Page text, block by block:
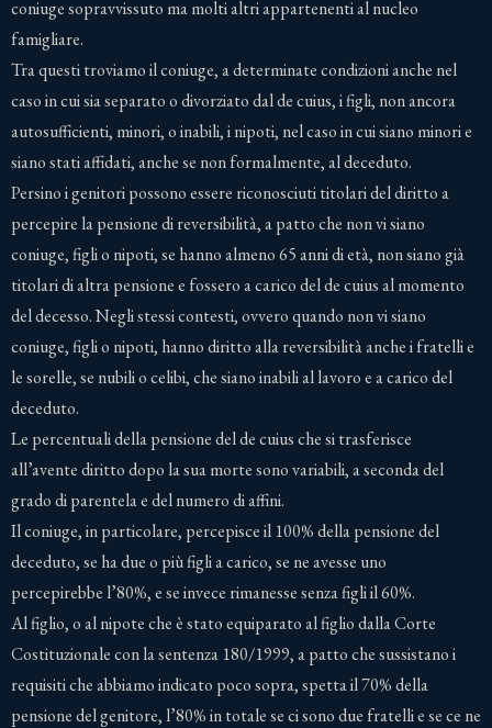
coniuge sopravvissuto ma molti altri appartenenti al nucleo
famigliare.
Tra questi troviamo il coniuge, a determinate condizioni anche nel
caso in cui sia separato o divorziato dal de cuius, i figli, non ancora
autosufficienti, minori, o inabili, i nipoti, nel caso in cui siano minori e
siano stati affidati, anche se non formalmente, al deceduto.
Persino i genitori possono essere riconosciuti titolari del diritto a
percepire la pensione di reversibilità, a patto che non vi siano
coniuge, figli o nipoti, se hanno almeno 65 anni di età, non siano già
titolari di altra pensione e fossero a carico del de cuius al momento
del decesso. Negli stessi contesti, ovvero quando non vi siano
coniuge, figli o nipoti, hanno diritto alla reversibilità anche i fratelli e
le sorelle, se nubili o celibi, che siano inabili al lavoro e a carico del
deceduto.
Le percentuali della pensione del de cuius che si trasferisce
all’avente diritto dopo la sua morte sono variabili, a seconda del
grado di parentela e del numero di affini.
Il coniuge, in particolare, percepisce il 100% della pensione del
deceduto, se ha due o più figli a carico, se ne avesse uno
percepirebbe l’80%, e se invece rimanesse senza figli il 60%.
Al figlio, o al nipote che è stato equiparato al figlio dalla Corte
Costituzionale con la sentenza 180/1999, a patto che sussistano i
requisiti che abbiamo indicato poco sopra, spetta il 70% della
pensione del genitore, l’80% in totale se ci sono due fratelli e se ce ne